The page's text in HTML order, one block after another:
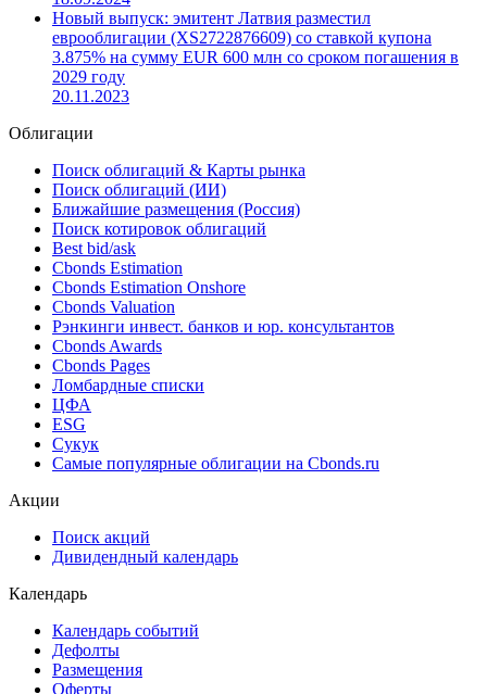
Новый выпуск: эмитент Латвия разместил
еврооблигации (XS2906240028) со ставкой купона 3%
на сумму EUR 600 млн со сроком погашения в 2032 году
18.09.2024
Новый выпуск: эмитент Латвия разместил
3.875% на сумму EUR 600 млн со сроком погашения в
20.11.2023
Облигации
Поиск облигаций & Карты рынка
Поиск облигаций (ИИ)
Ближайшие размещения (Россия)
Поиск котировок облигаций
Best bid/ask
Cbonds Estimation
Cbonds Estimation Onshore
Cbonds Valuation
Рэнкинги инвест. банков и юр. консультантов
Cbonds Awards
Cbonds Pages
Ломбардные списки
ESG
Самые популярные облигации на Cbonds.ru
Дивидендный календарь
Календарь